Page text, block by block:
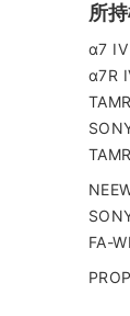
私が
お子
す。
人見
◆ 撮
・ニ
・お
・七
・ア
・家
所
α7 IV
α7R
FA-